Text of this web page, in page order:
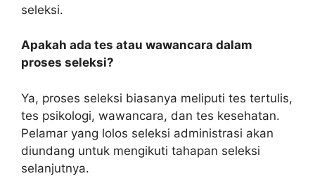
seleksi.
Apakah ada tes atau wawancara dalam
proses seleksi?
Ya, proses seleksi biasanya meliputi tes tertulis,
tes psikologi, wawancara, dan tes kesehatan.
Pelamar yang lolos seleksi administrasi akan
diundang untuk mengikuti tahapan seleksi
selanjutnya.